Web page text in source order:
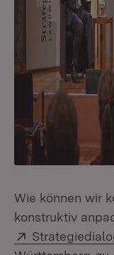
Wie können wir
konstruktiv
Extern: